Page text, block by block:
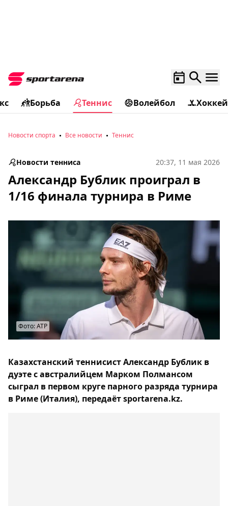
Борьба Теннис Волейбол Хоккей
Новости спорта Все новости Теннис
Новости тенниса 20:37, 11 мая 2026
Александр Бублик проиграл в
1/16 финала турнира в Риме
Фото: ATP
Казахстанский теннисист Александр Бублик в
дуэте с австралийцем Марком Полмансом
сыграл в первом круге парного разряда турнира
в Риме (Италия), передаёт sportarena.kz.